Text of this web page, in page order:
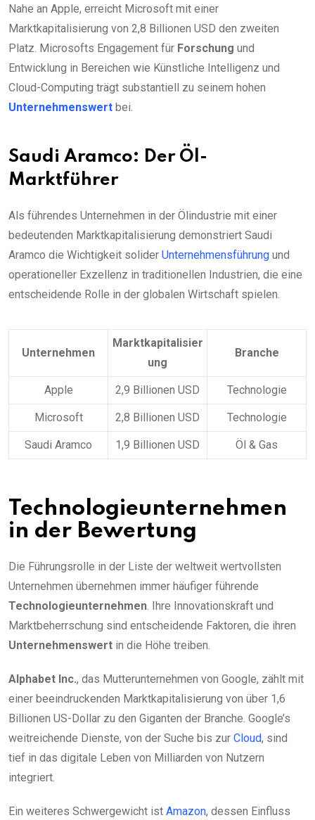
Nahe an Apple, erreicht Microsoft mit einer
Marktkapitalisierung von 2,8 Billionen USD den zweiten
Platz. Microsofts Engagement für Forschung und
Entwicklung in Bereichen wie Künstliche Intelligenz und
Cloud-Computing trägt substantiell zu seinem hohen
Unternehmenswert bei.
Saudi Aramco: Der Öl-
Marktführer
Als führendes Unternehmen in der Ölindustrie mit einer
bedeutenden Marktkapitalisierung demonstriert Saudi
Aramco die Wichtigkeit solider Unternehmensführung und
operationeller Exzellenz in traditionellen Industrien, die eine
entscheidende Rolle in der globalen Wirtschaft spielen.
Unternehmen
Marktkapitalisier
ung
Branche
Apple 2,9 Billionen USD Technologie
Microsoft 2,8 Billionen USD Technologie
Saudi Aramco 1,9 Billionen USD Öl & Gas
Technologieunternehmen
in der Bewertung
Die Führungsrolle in der Liste der weltweit wertvollsten
Unternehmen übernehmen immer häufiger führende
Technologieunternehmen . Ihre Innovationskraft und
Marktbeherrschung sind entscheidende Faktoren, die ihren
Unternehmenswert in die Höhe treiben.
Alphabet Inc., das Mutterunternehmen von Google, zählt mit
einer beeindruckenden Marktkapitalisierung von über 1,6
Billionen US-Dollar zu den Giganten der Branche. Google’s
weitreichende Dienste, von der Suche bis zur Cloud, sind
tief in das digitale Leben von Milliarden von Nutzern
integriert.
Ein weiteres Schwergewicht ist Amazon, dessen Einfluss